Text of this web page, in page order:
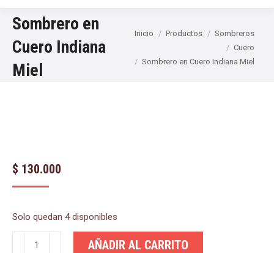
Sombrero en
Cuero Indiana
Miel
Estás aquí:
Inicio Productos
Sombreros
Cuero
Sombrero en Cuero Indiana Miel
$ 130.000
Solo quedan 4 disponibles
Sombrero
AÑADIR AL CARRITO